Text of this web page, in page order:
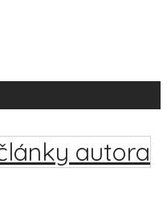
autora